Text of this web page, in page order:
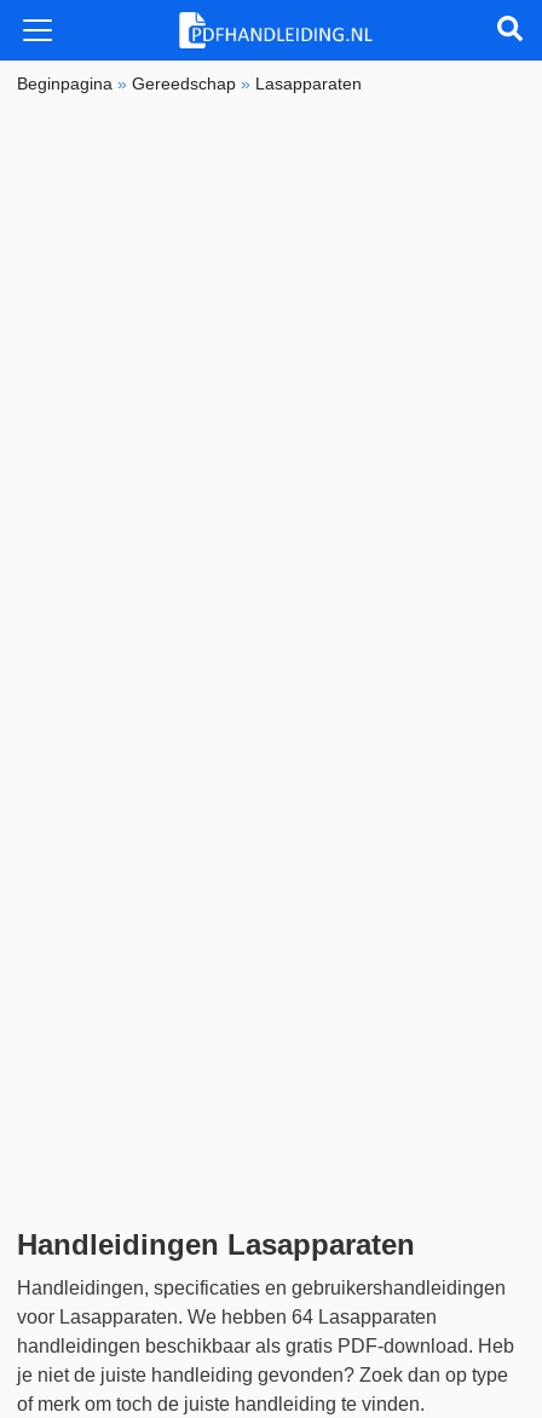
Beginpagina »Gereedschap » Lasapparaten
Handleidingen Lasapparaten
Handleidingen, specificaties en gebruikershandleidingen
voor Lasapparaten. We hebben 64 Lasapparaten
handleidingen beschikbaar als gratis PDF-download. Heb
je niet de juiste handleiding gevonden? Zoek dan op type
of merk om toch de juiste handleiding te vinden.